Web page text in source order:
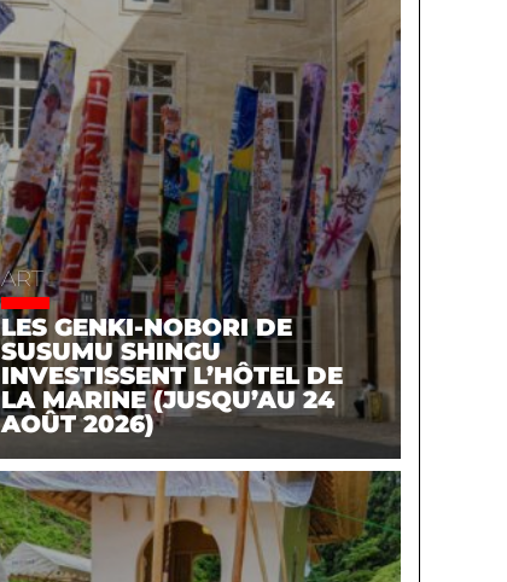
ART
LES GENKI-NOBORI DE
SUSUMU SHINGU
INVESTISSENT L’HÔTEL DE
LA MARINE (JUSQU’AU 24
AOÛT 2026)